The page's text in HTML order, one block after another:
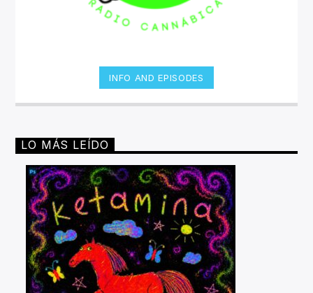
INFO AND EPISODES
LO MÁS LEÍDO